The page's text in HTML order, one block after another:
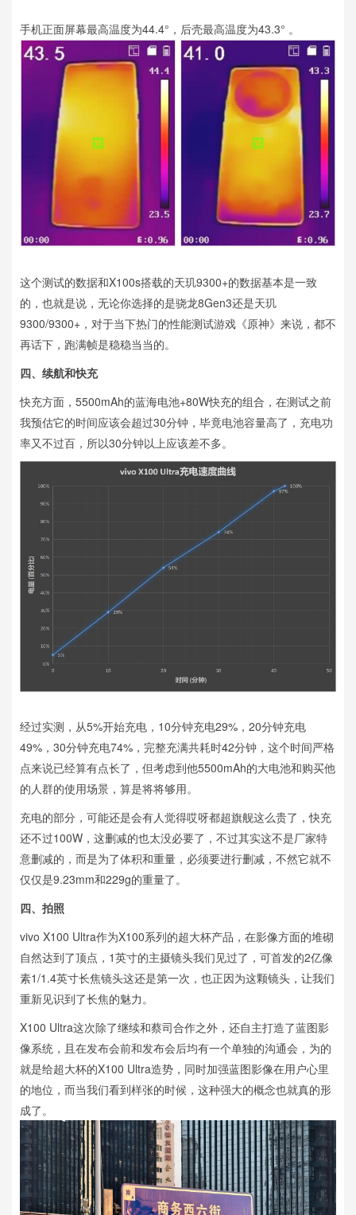
手机正面屏幕最高温度为44.4°，后壳最高温度为43.3° 。
这个测试的数据和X100s搭载的天玑9300+的数据基本是一致
的，也就是说，无论你选择的是骁龙8Gen3还是天玑
9300/9300+，对于当下热门的性能测试游戏《原神》来说，都不
再话下，跑满帧是稳稳当当的。
四、续航和快充
快充方面，5500mAh的蓝海电池+80W快充的组合，在测试之前
我预估它的时间应该会超过30分钟，毕竟电池容量高了，充电功
率又不过百，所以30分钟以上应该差不多。
经过实测，从5%开始充电，10分钟充电29%，20分钟充电
49%，30分钟充电74%，完整充满共耗时42分钟，这个时间严格
点来说已经算有点长了，但考虑到他5500mAh的大电池和购买他
的人群的使用场景，算是将将够用。
充电的部分，可能还是会有人觉得哎呀都超旗舰这么贵了，快充
还不过100W，这删减的也太没必要了，不过其实这不是厂家特
意删减的，而是为了体积和重量，必须要进行删减，不然它就不
仅仅是9.23mm和229g的重量了。
四、拍照
vivo X100 Ultra作为X100系列的超大杯产品，在影像方面的堆砌
自然达到了顶点，1英寸的主摄镜头我们见过了，可首发的2亿像
素1/1.4英寸长焦镜头这还是第一次，也正因为这颗镜头，让我们
重新见识到了长焦的魅力。
X100 Ultra这次除了继续和蔡司合作之外，还自主打造了蓝图影
像系统，且在发布会前和发布会后均有一个单独的沟通会，为的
就是给超大杯的X100 Ultra造势，同时加强蓝图影像在用户心里
的地位，而当我们看到样张的时候，这种强大的概念也就真的形
成了。